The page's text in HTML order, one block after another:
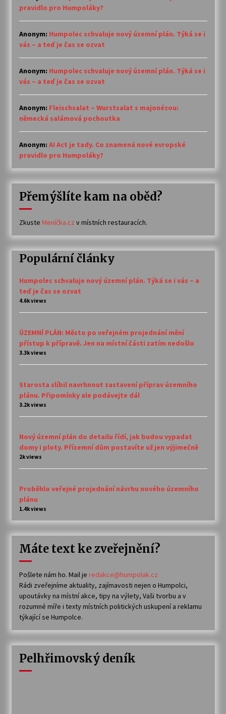
pravidlo pro Humpoláky?
Anonym: Humpolec schvaluje nový územní plán. Týká se i
vás – a teď je čas se ozvat
Anonym: Humpolec schvaluje nový územní plán. Týká se i
vás – a teď je čas se ozvat
Anonym: Fleischsalat – Wurstsalat s majonézou:
německá salámová pochoutka
Anonym: AI Act je tady. Co znamená nové evropské
pravidlo pro Humpoláky?
Přemýšlíte kam na oběd?
Zkuste Meníčka.cz v místních restauracích.
Populární články
Humpolec schvaluje nový územní plán. Týká se i vás – a
teď je čas se ozvat
4.6k views
ÚZEMNÍ PLÁN: Město po veřejném projednání mění
přístup k přípravě. Jen na místní části zatím nedošlo
3.3k views
Starosta slíbil navrhnout zastavení příprav územního
plánu. Připomínky ale podávejte dál
3.2k views
Nový územní plán do detailu řídí, jak budou vypadat
domy i ploty. Přízemní dům postavíte už jen výjimečně
2k views
Proběhlo veřejné projednání návrhu nového územního
plánu
1.4k views
Máte text ke zveřejnění?
Pošlete nám ho. Mail je redakce@humpolak.cz
Rádi zveřejníme aktuality, zajímavosti nejen o Humpolci,
upoutávky na místní akce, tipy na výlety, Vaši tvorbu a v
rozumné míře i texty místních politických uskupení a reklamu
týkající se Humpolce.
Pelhřimovský deník